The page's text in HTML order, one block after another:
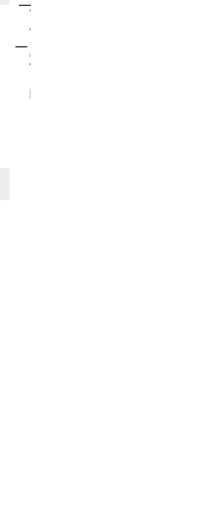
す
す
め
商
品